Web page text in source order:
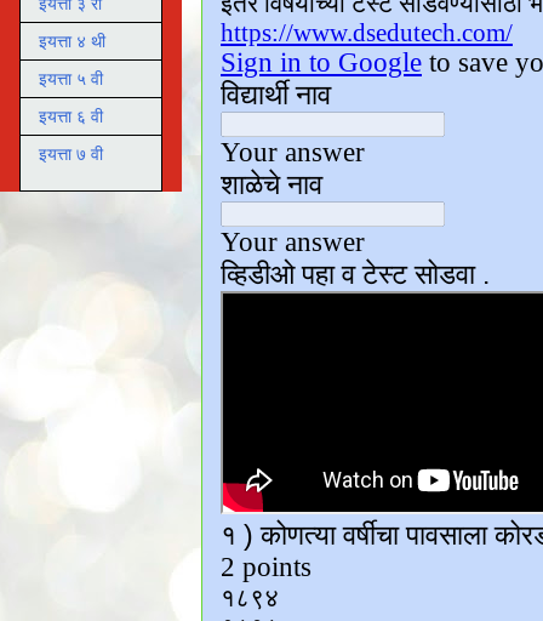
इयत्ता ४ थी
इयत्ता ५ वी
इयत्ता ६ वी
इयत्ता ७ वी